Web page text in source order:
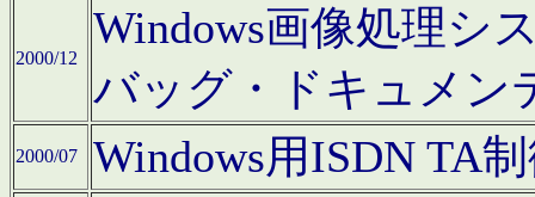
2000/12
Windows画像処理シ
バッグ・ドキュメン
2000/07 Windows用ISDN TA